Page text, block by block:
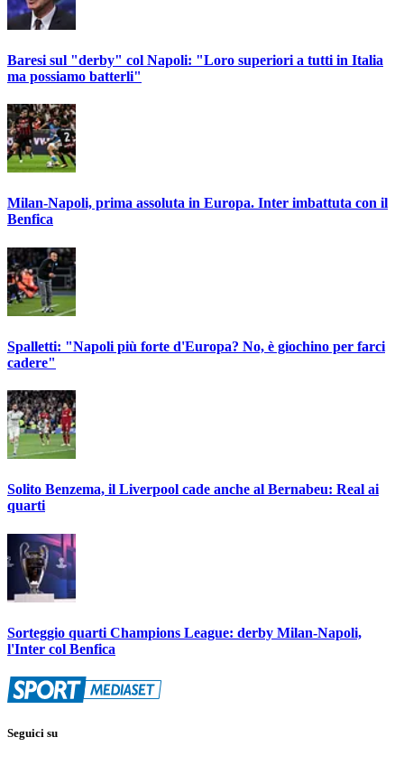
Baresi sul "derby" col Napoli: "Loro superiori a tutti in Italia
ma possiamo batterli"
Milan-Napoli, prima assoluta in Europa. Inter imbattuta con il
Benfica
Spalletti: "Napoli più forte d'Europa? No, è giochino per farci
cadere"
Solito Benzema, il Liverpool cade anche al Bernabeu: Real ai
quarti
Sorteggio quarti Champions League: derby Milan-Napoli,
l'Inter col Benfica
Seguici su